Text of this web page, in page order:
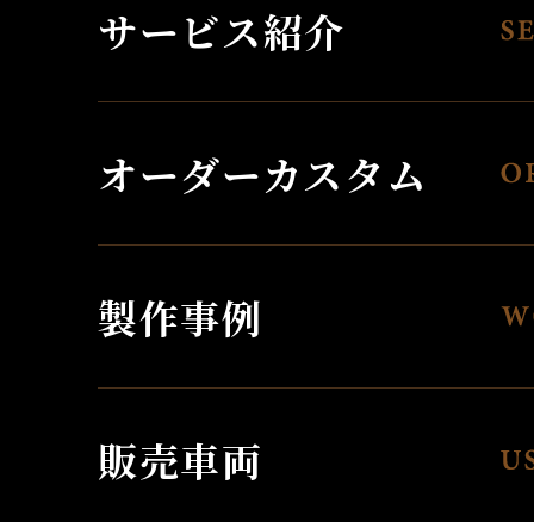
サービス紹介
オーダーカスタム
製作事例
販売車両